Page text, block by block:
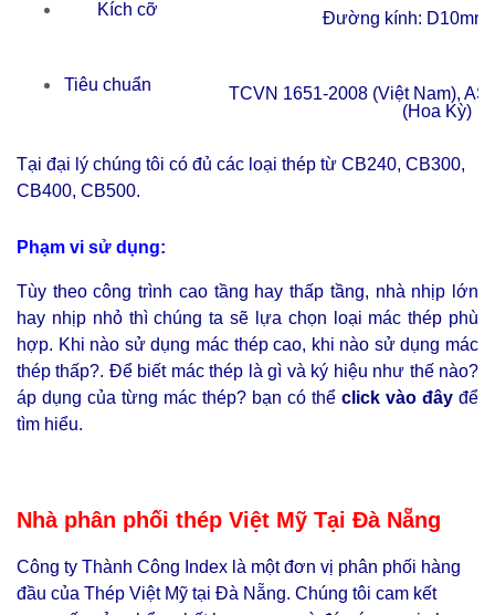
Kích cỡ Đường kính: D10mm
Tiêu chuẩn
TCVN 1651-2008 (Việt Nam),
(Hoa Kỳ)
Tại đại lý chúng tôi có đủ các loại thép từ CB240, CB300,
CB400, CB500.
Phạm vi sử dụng:
Tùy theo công trình cao tầng hay thấp tầng, nhà nhịp lớn
hay nhịp nhỏ thì chúng ta sẽ lựa chọn loại mác thép phù
hợp. Khi nào sử dụng mác thép cao, khi nào sử dụng mác
thép thấp?. Để biết mác thép là gì và ký hiệu như thế nào?
áp dụng của từng mác thép? bạn có thể click vào đây để
tìm hiểu.
Nhà phân phối thép Việt Mỹ Tại Đà Nẵng
Công ty Thành Công Index là một đơn vị phân phối hàng
đầu của Thép Việt Mỹ tại Đà Nẵng. Chúng tôi cam kết